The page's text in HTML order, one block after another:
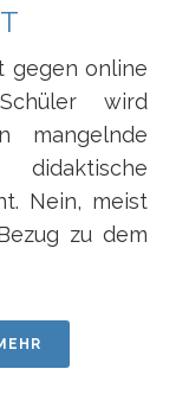
gegen online
wird
mangelnde
Nein, meist
zu dem